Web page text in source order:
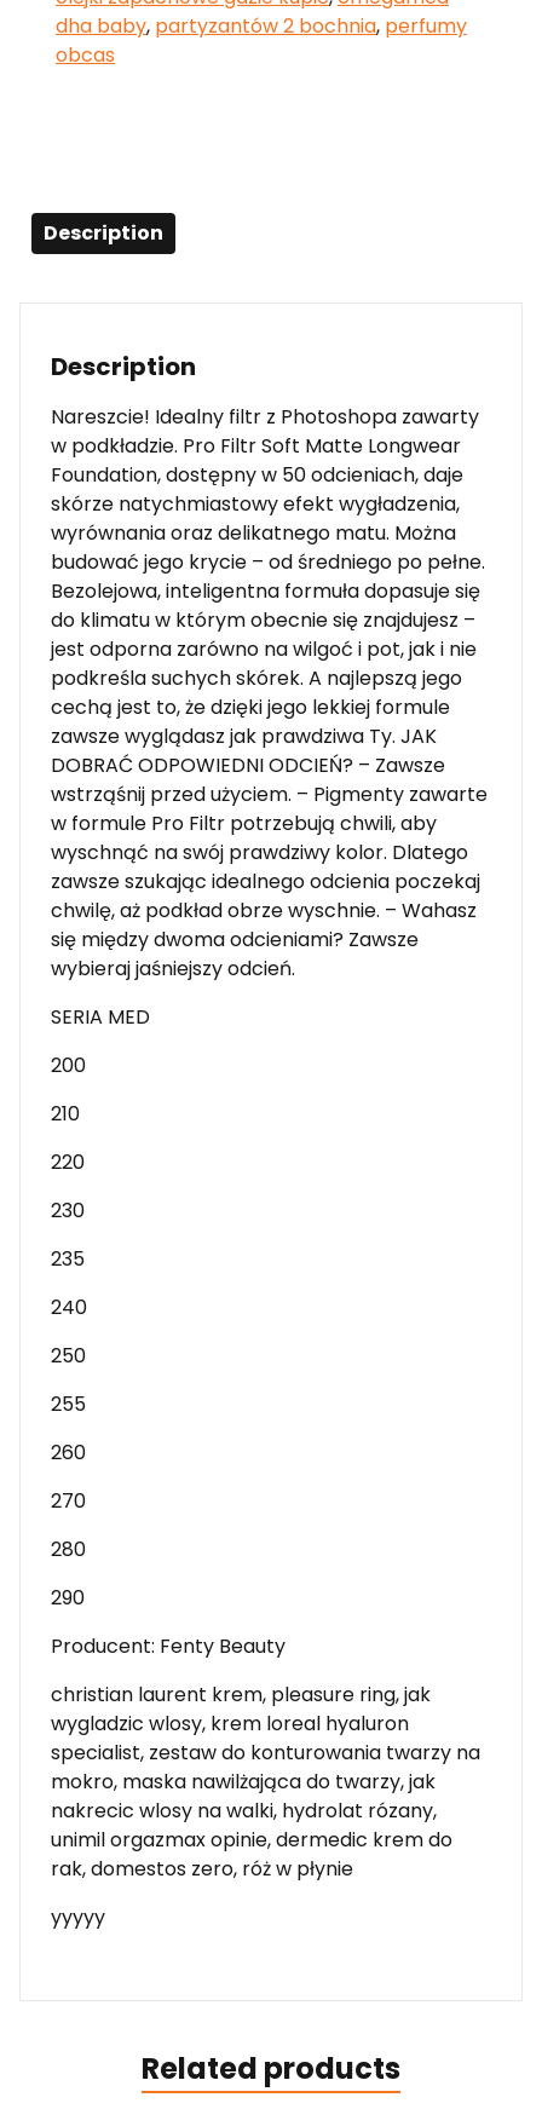
dha baby, partyzantów 2 bochnia, perfumy
obcas
Description
Description
Nareszcie! Idealny filtr z Photoshopa zawarty
w podkładzie. Pro Filtr Soft Matte Longwear
Foundation, dostępny w 50 odcieniach, daje
skórze natychmiastowy efekt wygładzenia,
wyrównania oraz delikatnego matu. Można
budować jego krycie – od średniego po pełne.
Bezolejowa, inteligentna formuła dopasuje się
do klimatu w którym obecnie się znajdujesz –
jest odporna zarówno na wilgoć i pot, jak i nie
podkreśla suchych skórek. A najlepszą jego
cechą jest to, że dzięki jego lekkiej formule
zawsze wyglądasz jak prawdziwa Ty. JAK
DOBRAĆ ODPOWIEDNI ODCIEŃ? – Zawsze
wstrząśnij przed użyciem. – Pigmenty zawarte
w formule Pro Filtr potrzebują chwili, aby
wyschnąć na swój prawdziwy kolor. Dlatego
zawsze szukając idealnego odcienia poczekaj
chwilę, aż podkład obrze wyschnie. – Wahasz
się między dwoma odcieniami? Zawsze
wybieraj jaśniejszy odcień.
SERIA MED
200
210
220
230
235
240
250
255
260
270
280
290
Producent: Fenty Beauty
christian laurent krem, pleasure ring, jak
wygladzic wlosy, krem loreal hyaluron
specialist, zestaw do konturowania twarzy na
mokro, maska nawilżająca do twarzy, jak
nakrecic wlosy na walki, hydrolat rózany,
unimil orgazmax opinie, dermedic krem do
rak, domestos zero, róż w płynie
yyyyy
Related products